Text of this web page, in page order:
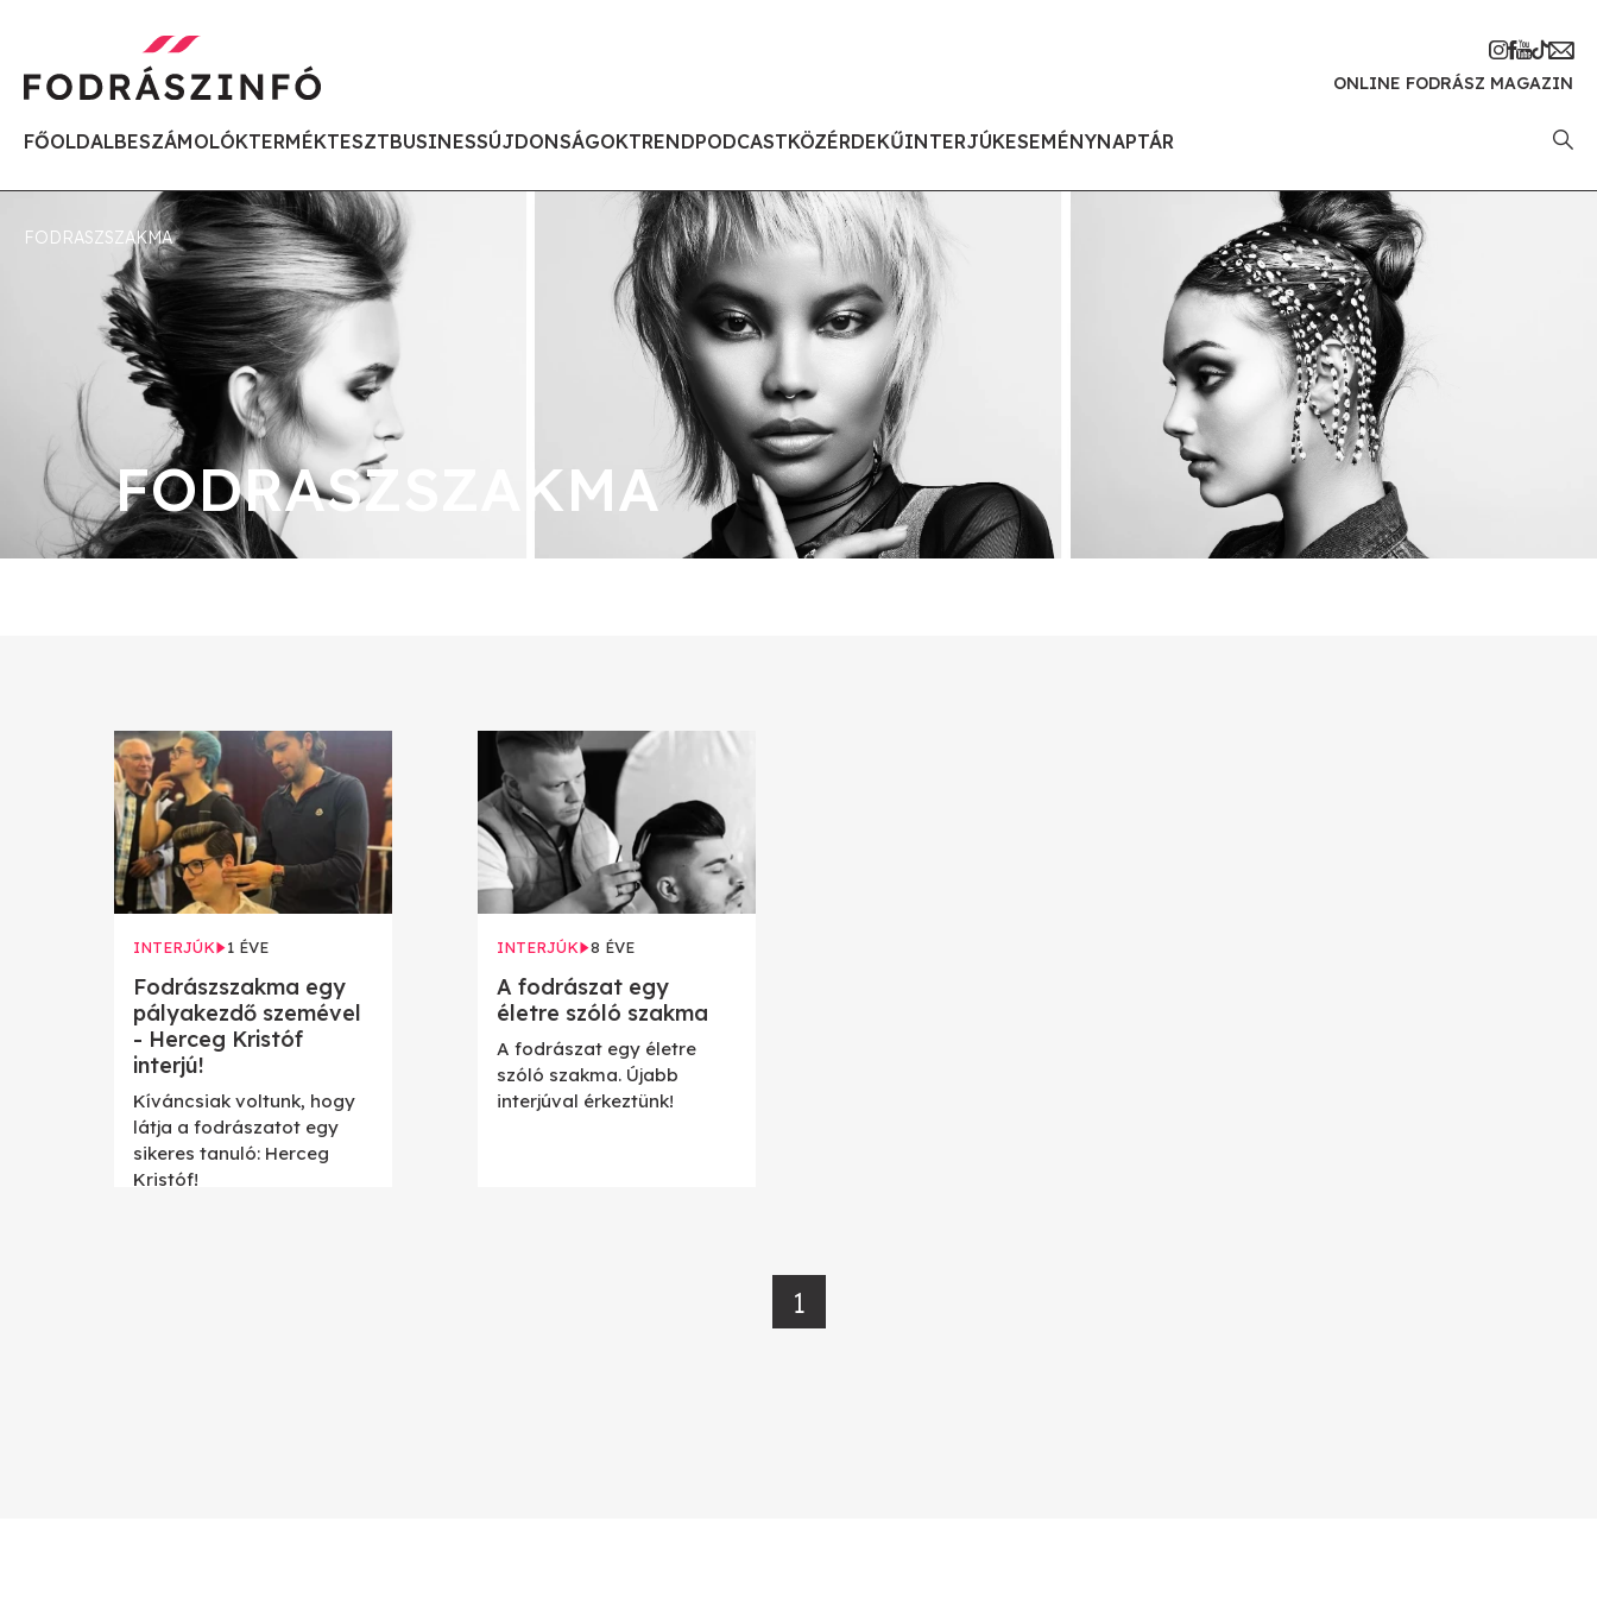
ONLINE FODRÁSZ MAGAZIN
FŐOLDALBESZÁMOLÓKTERMÉKTESZTBUSINESSÚJDONSÁGOKTRENDPODCASTKÖZÉRDEKŰINTERJÚKESEMÉNYNAPTÁR
FODRASZSZAKMA
FODRASZSZAKMA
INTERJÚK 1 ÉVE
Fodrászszakma egy
pályakezdő szemével
- Herceg Kristóf
interjú!
Kíváncsiak voltunk, hogy
látja a fodrászatot egy
sikeres tanuló: Herceg
Kristóf!
INTERJÚK 8 ÉVE
A fodrászat egy
életre szóló szakma
A fodrászat egy életre
szóló szakma. Újabb
interjúval érkeztünk!
1